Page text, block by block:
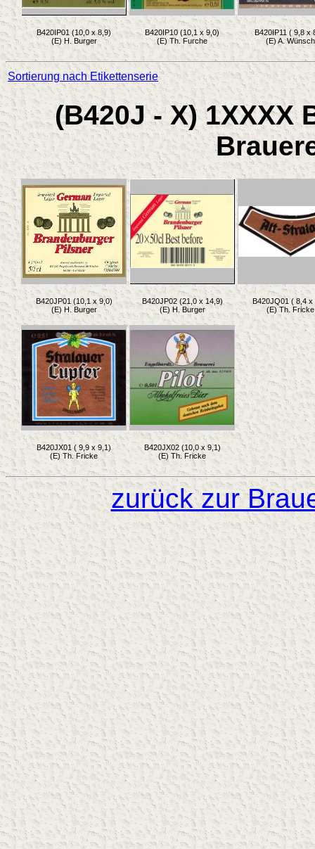
B420IP01 (10,0 x 8,9)
(E) H. Burger
B420IP10 (10,1 x 9,0)
(E) Th. Furche
B420IP11 ( 9,8 x
(E) A. Wünsch
Sortierung nach Etikettenserie
(B420J - X) 1XXXX
B420JP01 (10,1 x 9,0)
(E) H. Burger
B420JP02 (21,0 x 14,9)
(E) H. Burger
B420JQ01 ( 8,4 x
(E) Th. Fricke
B420JX01 ( 9,9 x 9,1)
(E) Th. Fricke
B420JX02 (10,0 x 9,1)
(E) Th. Fricke
zurück zur